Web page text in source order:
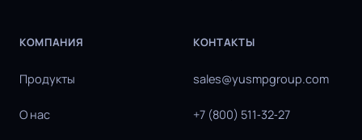
КОМПАНИЯ
Продукты
О нас
КОНТАКТЫ
sales@yusmpgroup.com
+7 (800) 511‑32‑27